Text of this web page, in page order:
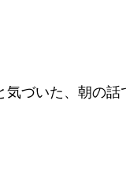
気づいた、朝の話